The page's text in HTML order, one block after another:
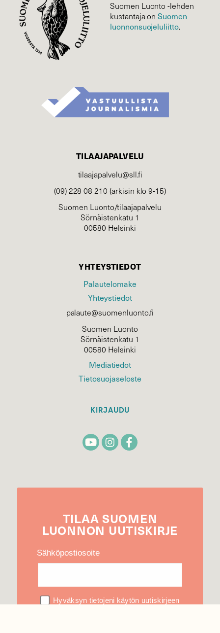
Suomen Luonto -lehden
kustantaja onSuomen
luonnonsuojelu­liitto.
TILAAJAPALVELU
tilaajapalvelu@sll.fi
(09) 228 08 210 (arkisin klo 9-15)
Suomen Luonto/tilaajapalvelu
Sörnäistenkatu 1
00580 Helsinki
YHTEYSTIEDOT
Palautelomake
Yhteystiedot
palaute@suomenluonto.fi
Suomen Luonto
Sörnäistenkatu 1
00580 Helsinki
Mediatiedot
Tietosuojaseloste
KIRJAUDU
TILAA SUOMEN
LUONNON UUTIS­KIRJE
Sähköpostiosoite
Hyväksyn tietojeni käytön uutiskirjeen